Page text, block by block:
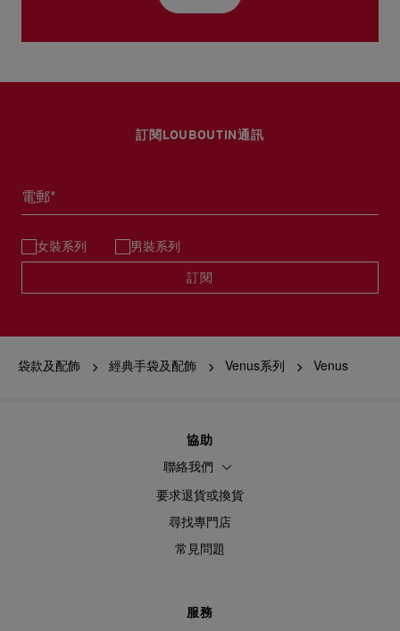
訂閱LOUBOUTIN通訊
電郵*
女裝系列 男裝系列
訂閱
袋款及配飾 經典手袋及配飾 Venus系列 Venus
協助
聯絡我們
要求退貨或換貨
尋找專門店
常見問題
服務